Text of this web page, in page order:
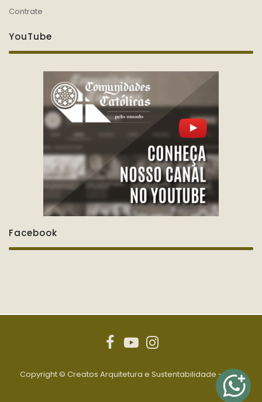
Contrate
YouTube
Facebook
Copyright © Creatos Arquitetura e Sustentabilidade - 2020